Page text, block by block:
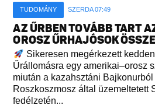
TUDOMÁNY SZERDA 07:49
AZ ŰRBEN TOVÁBB TART
OROSZ ŰRHAJÓSOK
Sikeresen megérkezett
Űrállomásra egy amerikai–orosz
miután a kazahsztáni
Roszkoszmosz által üzemeltetett
fedélzetén...